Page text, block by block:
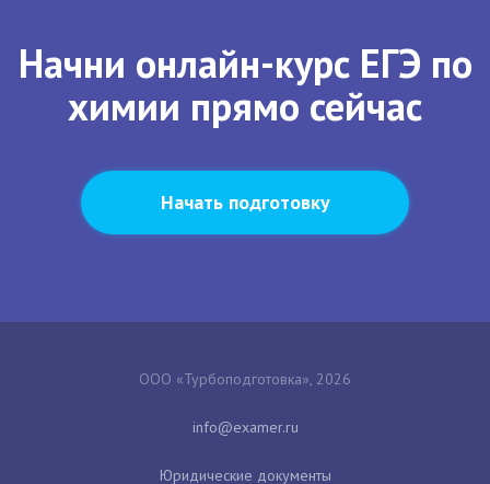
Начни онлайн-курс ЕГЭ по
химии прямо сейчас
Начать подготовку
ООО «Турбоподготовка», 2026
Юридические документы